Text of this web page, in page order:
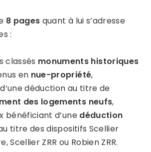
8 pages quant à lui s’adresse
:
classés monuments historiques
en nue-propriété,
déduction au titre de
des logements neufs,
bénéficiant d’une déduction
titre des dispositifs Scellier
Scellier ZRR ou Robien ZRR.